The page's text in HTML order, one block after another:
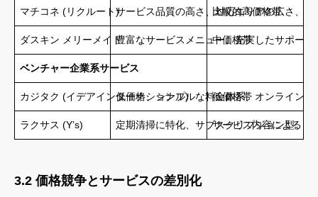
マチコネ (リクルート)サービス品質の高さ、対応エリアの広さ、
比較的高価格帯
ダスキン メリーメイド豊富なサービスメニュー、充実したサポー
中価格帯
ベンチャー企業系サービス
カジタク (イデアインターナショナル)低価格、シンプルな料金体系、オンライン完
低価格帯
ラクサス (Y’s) 定期清掃に特化、サブスクリプション型
サービス内容による
3.2 価格競争とサービスの差別化